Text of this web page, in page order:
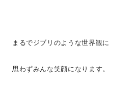
まるでジブリのような世界観に
思わずみんな笑顔になります。